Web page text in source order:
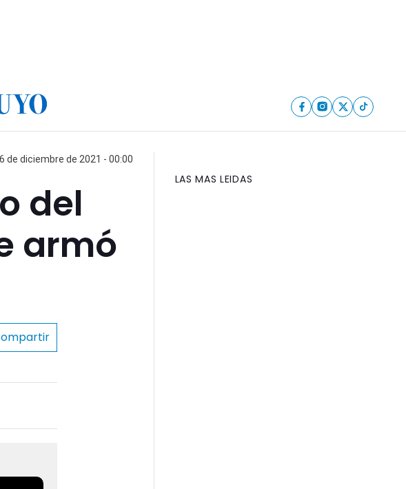
de diciembre de 2021 - 00:00
del
armó
LAS MAS LEIDAS